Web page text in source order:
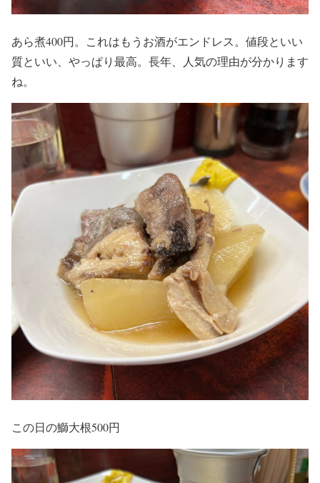
あら煮400円。これはもうお酒がエンドレス。値段といい
質といい、やっぱり最高。長年、人気の理由が分かります
ね。
この日の鰤大根500円